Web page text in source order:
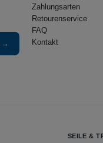
→
Zahlungsarten
Retourenservice
FAQ
Kontakt
SEILE &